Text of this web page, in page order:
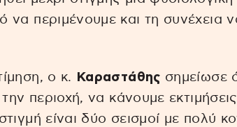
περιμένουμε και τη συνέχεια
ο κ. Καραστάθης σημείωσε
περιοχή, να κάνουμε
είναι δύο σεισμοί με πολύ